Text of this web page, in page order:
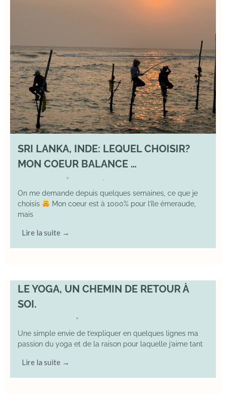
SRI LANKA, INDE: LEQUEL CHOISIR?
MON COEUR BALANCE …
•
On me demande depuis quelques semaines, ce que je
choisis
Mon coeur est à 1000% pour l’île émeraude,
mais
Lire la suite →
LE YOGA, UN CHEMIN DE RETOUR À
SOI.
•
Une simple envie de t’expliquer en quelques lignes ma
passion du yoga et de la raison pour laquelle j’aime tant
Lire la suite →